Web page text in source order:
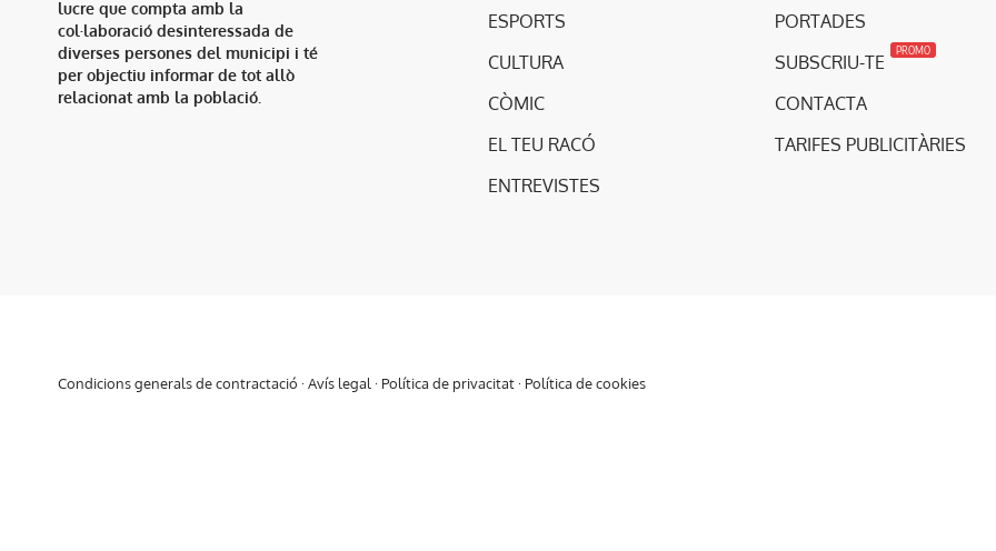
lucre que compta amb la
col·laboració desinteressada de
diverses persones del municipi i té
per objectiu informar de tot allò
relacionat amb la població.
ESPORTS
CULTURA
CÒMIC
EL TEU RACÓ
ENTREVISTES
PORTADES
SUBSCRIU-TE
PROMO
CONTACTA
TARIFES PUBLICITÀRIES
Condicions generals de contractació · Avís legal · Política de privacitat · Política de cookies